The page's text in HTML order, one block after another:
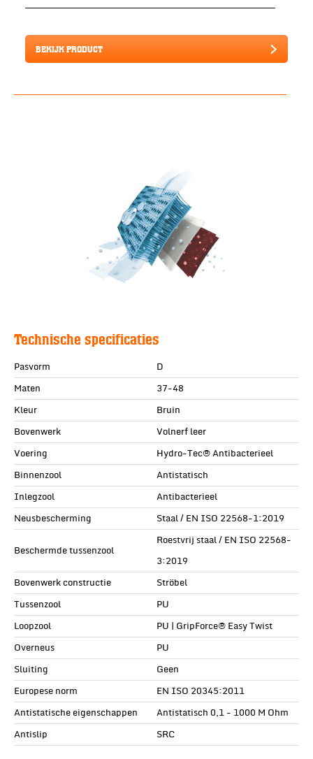
BEKIJK PRODUCT
Technische specificaties
Pasvorm
D
Maten
37-48
Kleur
Bruin
Bovenwerk
Volnerf leer
Voering
Hydro-Tec® Antibacterieel
Binnenzool
Antistatisch
Inlegzool
Antibacterieel
Neusbescherming
Staal / EN ISO 22568-1:2019
Beschermde tussenzool
Roestvrij staal / EN ISO 22568-
3:2019
Bovenwerk constructie
Ströbel
Tussenzool
PU
Loopzool
PU | GripForce® Easy Twist
Overneus
PU
Sluiting
Geen
Europese norm
EN ISO 20345:2011
Antistatische eigenschappen
Antistatisch 0,1 - 1000 M Ohm
Antislip
SRC